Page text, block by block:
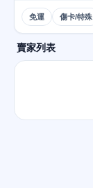
免運 傷卡/特殊
賣家列表